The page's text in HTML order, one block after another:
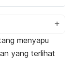
menyapu
yang terlihat